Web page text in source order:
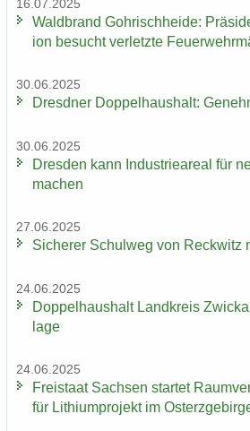
16.07.2025
Wald­brand Gohrisch­hei­de:
i­on be­sucht ver­letz­te
30.06.2025
Dresd­ner Dop­pel­haus­halt:
30.06.2025
Dres­den kann In­dus­trie­are­al für
ma­chen
27.06.2025
Si­che­rer Schul­weg von Reck­witz
24.06.2025
Dop­pel­haus­halt Land­kreis
la­ge
24.06.2025
Frei­staat Sach­sen star­tet
für Li­thi­um­pro­jekt im